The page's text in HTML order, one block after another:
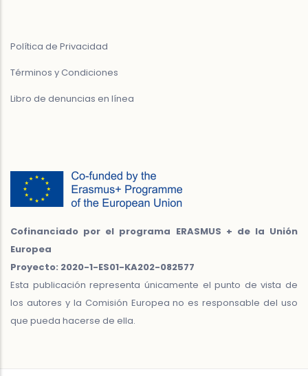
Política de Privacidad
Términos y Condiciones
Libro de denuncias en línea
Cofinanciado por el programa ERASMUS + de la Unión
Europea
Proyecto: 2020-1-ES01-KA202-082577
Esta publicación representa únicamente el punto de vista de
los autores y la Comisión Europea no es responsable del uso
que pueda hacerse de ella.